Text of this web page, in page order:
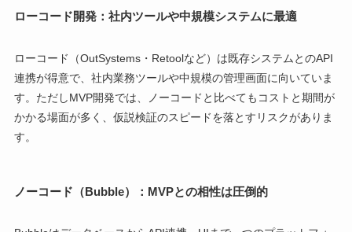
ローコード開発：社内ツールや中規模システムに最適
ローコード（OutSystems・Retoolなど）は既存システムとのAPI
連携が得意で、社内業務ツールや中規模の管理画面に向いていま
す。ただしMVP開発では、ノーコードと比べてもコストと期間が
かかる場面が多く、仮説検証のスピードを落とすリスクがありま
す。
ノーコード（Bubble）：MVPとの相性は圧倒的